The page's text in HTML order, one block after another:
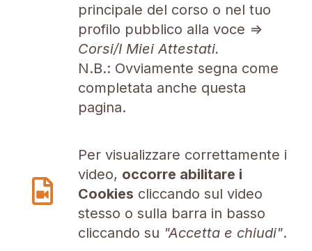
principale del corso o nel tuo
profilo pubblico alla voce =>
Corsi/I Miei Attestati.
N.B.: Ovviamente segna come
completata anche questa
pagina.
Per visualizzare correttamente i
video, occorre abilitare i
Cookies cliccando sul video
stesso o sulla barra in basso
cliccando su "Accetta e chiudi".